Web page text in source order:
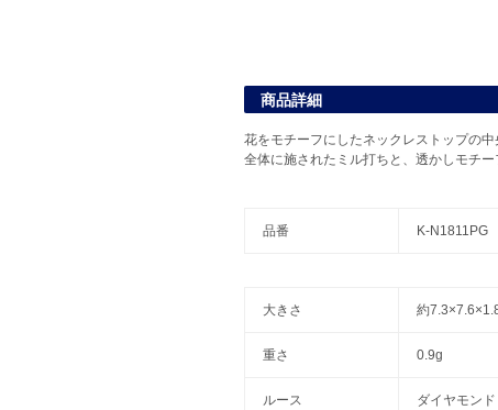
商品詳細
花をモチーフにしたネックレストップの
全体に施されたミル打ちと、透かしモチ
品番 K-N1811PG
大きさ 約
重さ 0.9g
ルース ダイヤモンド